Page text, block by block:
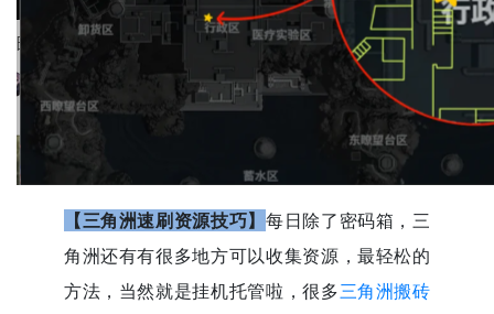
【三角洲速刷资源技巧】 每日除了密码箱，三
角洲还有有很多地方可以收集资源，最轻松的
方法，当然就是挂机托管啦，很多三角洲搬砖